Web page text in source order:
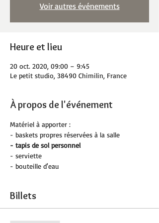
Voir autres événements
Heure et lieu
20 oct. 2020, 09:00 – 9:45
Le petit studio, 38490 Chimilin, France
À propos de l'événement
Matériel à apporter :
- baskets propres réservées à la salle
- tapis de sol personnel
- serviette
- bouteille d'eau
Billets